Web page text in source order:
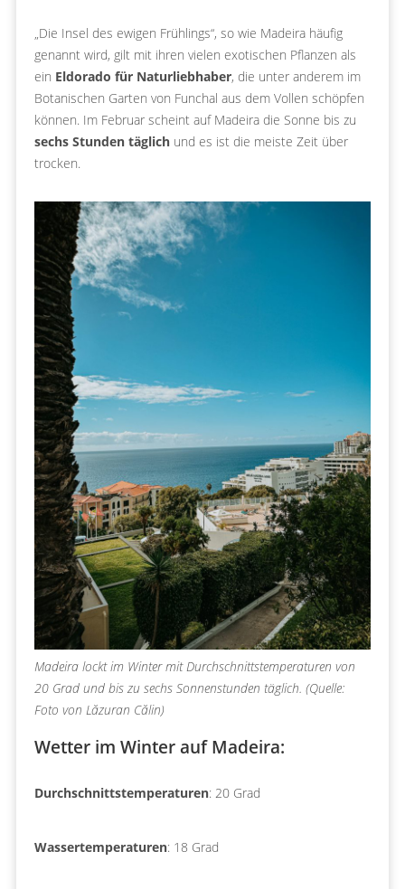
„Die Insel des ewigen Frühlings“, so wie Madeira häufig
genannt wird, gilt mit ihren vielen exotischen Pflanzen als
ein Eldorado für Naturliebhaber, die unter anderem im
Botanischen Garten von Funchal aus dem Vollen schöpfen
können. Im Februar scheint auf Madeira die Sonne bis zu
sechs Stunden täglichund es ist die meiste Zeit über
trocken.
Madeira lockt im Winter mit Durchschnittstemperaturen von
20 Grad und bis zu sechs Sonnenstunden täglich. (Quelle:
Foto von Lăzuran Călin)
Wetter im Winter auf Madeira:
Durchschnittstemperaturen: 20 Grad
Wassertemperaturen: 18 Grad